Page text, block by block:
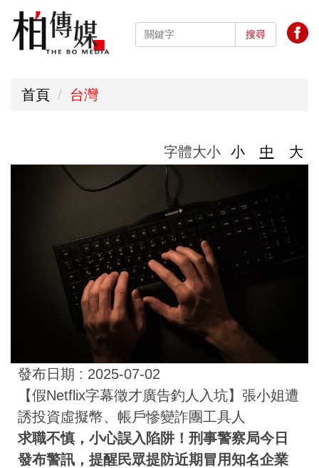
跳
到
搜尋
首頁 台灣
字體大小 小 中 大
發布日期 : 2025-07-02
【假Netflix字幕徵才廣告釣人入坑】張小姐遭
誘投資虛擬幣、帳戶慘變詐團工具人
求職不慎，小心誤入陷阱！ 刑事警察局今日
發布警訊，提醒民眾提防近期冒用知名企業